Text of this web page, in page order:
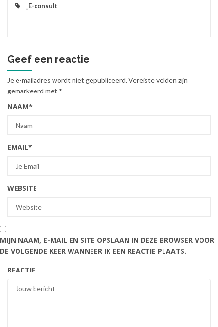
_E-consult
Geef een reactie
Je e-mailadres wordt niet gepubliceerd.Vereiste velden zijn
gemarkeerd met *
NAAM*
EMAIL*
WEBSITE
MIJN NAAM, E-MAIL EN SITE OPSLAAN IN DEZE BROWSER VOOR
DE VOLGENDE KEER WANNEER IK EEN REACTIE PLAATS.
REACTIE